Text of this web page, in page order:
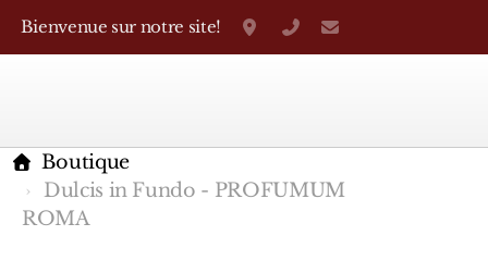
Bienvenue sur notre site! Grand-Rue 38, Genève
+41 22 310 38 75
Boutique
Dulcis in Fundo - PROFUMUM
ROMA